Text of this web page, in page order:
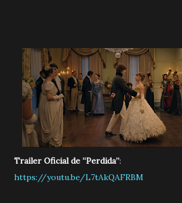
Trailer Oficial de “Perdida”:
https://youtu.be/L7tAkQAFRBM